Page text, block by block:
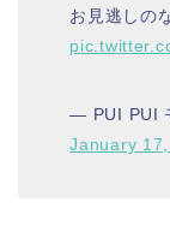
お見逃しの
— PUI PUI
January 17,